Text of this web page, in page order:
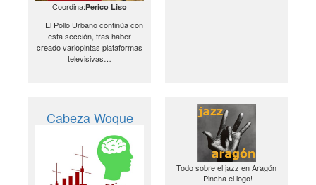
Coordina:Perico Liso
El Pollo Urbano continúa con
esta sección, tras haber
creado variopintas plataformas
televisivas…
Cabeza Woque
Todo sobre el jazz en Aragón
¡Pincha el logo!